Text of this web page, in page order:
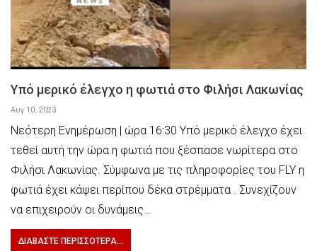
Υπό μερικό έλεγχο η φωτιά στο Φιλήσι Λακωνίας
Αυγ 10, 2023
Νεότερη Ενημέρωση | ώρα 16:30 Υπό μερικό έλεγχο έχει
τεθεί αυτή την ώρα η φωτιά που ξέσπασε νωρίτερα στο
Φιλήσι Λακωνίας. Σύμφωνα με τις πληροφορίες του FLY η
φωτιά έχει κάψει περίπου δέκα στρέμματα . Συνεχίζουν
να επιχειρούν οι δυνάμεις…
ΔΙΑΒΆΣΤΕ ΠΕΡΙΣΣΌΤΕΡΑ...